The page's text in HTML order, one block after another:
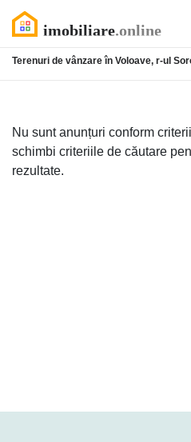
Terenuri de vânzare în Voloave, r-ul
Nu sunt anunțuri conform
schimbi criteriile de căutare
rezultate.